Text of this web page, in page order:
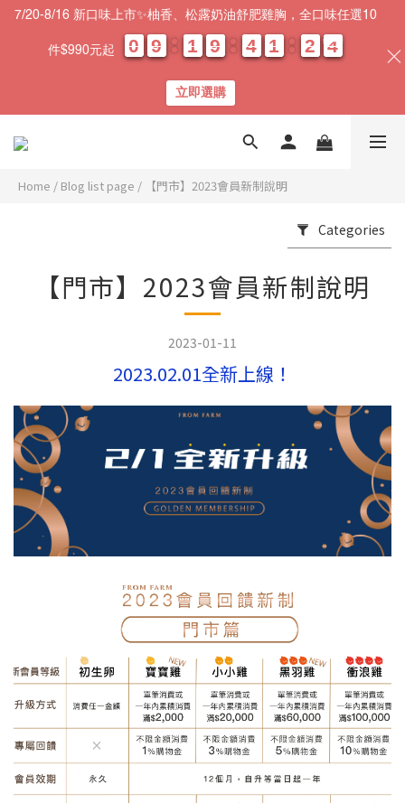
Home / Blog list page / 【門市】2023會員新制說明
Categories
【門市】2023會員新制說明
2023-01-11
2023.02.01全新上線！
7/20-8/16 新口味上市✨柚香、松露奶油舒肥雞胸，全口味任選10
件$990元起 0
0
0
0 9
9
9
9 1
1
1
1 9
9
9
9 4
4
4
4 1
1
1
1 2
2
2
2 0
0
3
3
3
3
立即選購